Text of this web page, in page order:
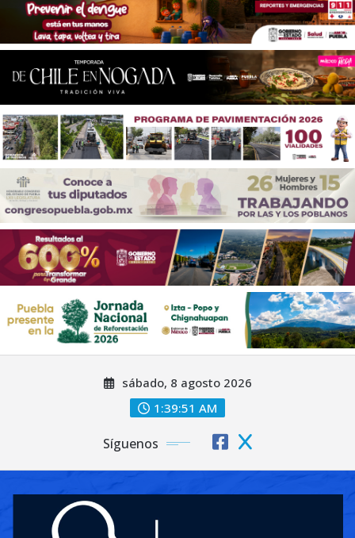
sábado, 8 agosto 2026
1:39:53 AM
Síguenos